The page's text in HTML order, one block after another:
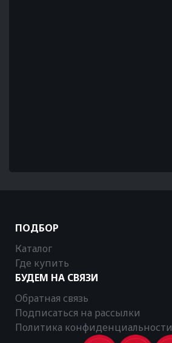
ПОДБОР
Каталог
Где купить
БУДЕМ НА СВЯЗИ
Обратная связь
Подписаться на рассылки
Политика конфиденциальности